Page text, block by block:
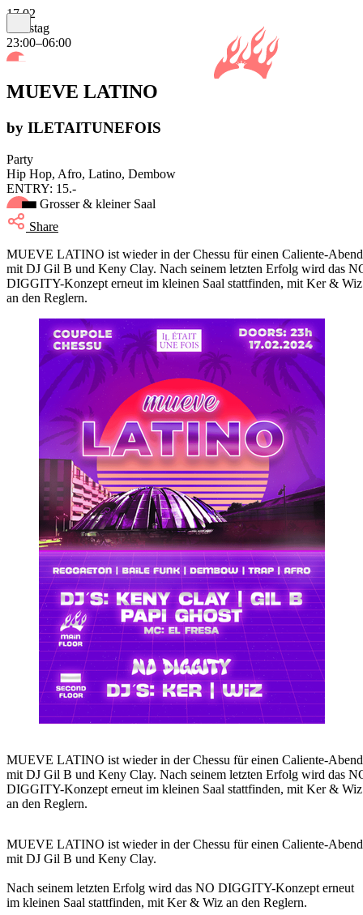
17.02
Samstag
23:00–06:00
MUEVE LATINO
by ILETAITUNEFOIS
Party
Hip Hop, Afro, Latino, Dembow
ENTRY: 15.-
Grosser & kleiner Saal
Share
MUEVE LATINO ist wieder in der Chessu für einen Caliente-Abend
mit DJ Gil B und Keny Clay. Nach seinem letzten Erfolg wird das
DIGGITY-Konzept erneut im kleinen Saal stattfinden, mit Ker & Wiz
an den Reglern.
MUEVE LATINO ist wieder in der Chessu für einen Caliente-Abend
mit DJ Gil B und Keny Clay. Nach seinem letzten Erfolg wird das
DIGGITY-Konzept erneut im kleinen Saal stattfinden, mit Ker & Wiz
an den Reglern.
MUEVE LATINO ist wieder in der Chessu für einen Caliente-Abend
mit DJ Gil B und Keny Clay.
Nach seinem letzten Erfolg wird das NO DIGGITY-Konzept erneut
im kleinen Saal stattfinden, mit Ker & Wiz an den Reglern.